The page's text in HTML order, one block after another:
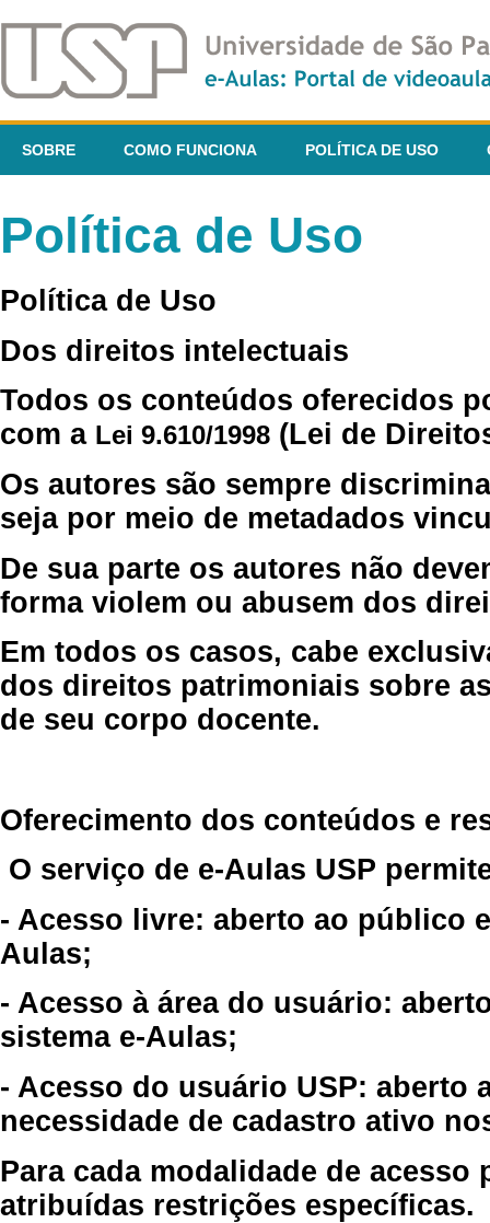
SOBRE COMO FUNCIONA POLÍTICA DE USO
Política de Uso
Política de Uso
Dos direitos intelectuais
Todos os conteúdos oferecidos
com a Lei 9.610/1998 (Lei de
Os autores são sempre
seja por meio de metadados
De sua parte os autores não
forma violem ou abusem dos
Em todos os casos, cabe
dos direitos patrimoniais sobre
de seu corpo docente.
Oferecimento dos conteúdos e
O serviço de e-Aulas USP
- Acesso livre: aberto ao público
Aulas;
- Acesso à área do usuário:
sistema e-Aulas;
- Acesso do usuário USP: aberto
necessidade de cadastro ativo
Para cada modalidade de
atribuídas restrições específicas.